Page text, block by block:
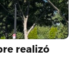
realizó